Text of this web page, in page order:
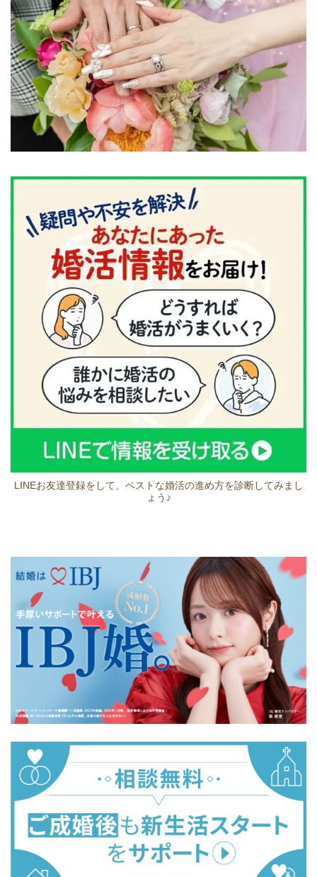
LINEお友達登録をして、ベストな婚活の進め方を診断してみまし
ょう♪